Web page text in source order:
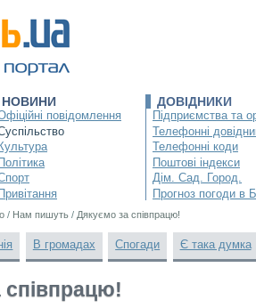
НОВИНИ
повідомлення
Культура
ДОВІДНИКИ
Підприємства та
Телефонні
Телефонні коди
Поштові індекси
Дім. Сад. Город.
Прогноз погоди в
/ Нам пишуть / Дякуємо за співпрацю!
В громадах Спогади Є така думка